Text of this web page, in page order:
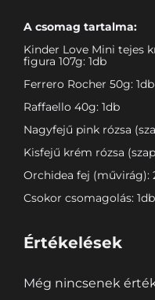
A csomag tartalma:
Kinder Love Mini tejes
figura 107g: 1db
Ferrero Rocher 50g: 1db
Raffaello 40g: 1db
Nagyfejű pink rózsa
Kisfejű krém rózsa
Orchidea fej (művirág):
Csokor csomagolás: 1db
Értékelések
Még nincsenek